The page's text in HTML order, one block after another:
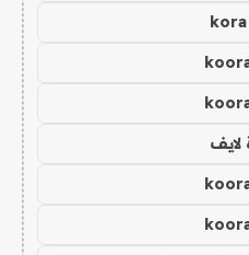
لايف